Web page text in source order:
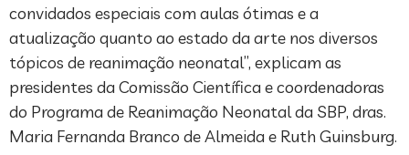
convidados especiais com aulas ótimas e a
atualização quanto ao estado da arte nos diversos
tópicos de reanimação neonatal”, explicam as
presidentes da Comissão Científica e coordenadoras
do Programa de Reanimação Neonatal da SBP, dras.
Maria Fernanda Branco de Almeida e Ruth Guinsburg.